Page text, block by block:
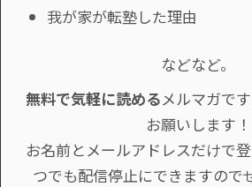
我が家が転塾した理由
などなど。
無料で気軽に読めるメルマガで
お願いします！
お名前とメールアドレスだけで
つでも配信停止にできますので